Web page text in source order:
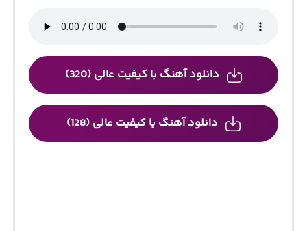
دانلود آهنگ با کیفیت عالی (320)
دانلود آهنگ با کیفیت عالی (128)